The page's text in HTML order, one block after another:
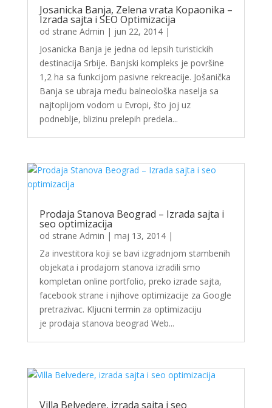
Josanicka Banja, Zelena vrata Kopaonika –
Izrada sajta i SEO Optimizacija
od strane Admin | jun 22, 2014|
Josanicka Banja je jedna od lepsih turistickih
destinacija Srbije. Banjski kompleks je površine
1,2 ha sa funkcijom pasivne rekreacije. Jošanička
Banja se ubraja među balneološka naselja sa
najtoplijom vodom u Evropi, što joj uz
podneblje, blizinu prelepih predela...
Prodaja Stanova Beograd – Izrada sajta i
seo optimizacija
od strane Admin | maj 13, 2014|
Za investitora koji se bavi izgradnjom stambenih
objekata i prodajom stanova izradili smo
kompletan online portfolio, preko izrade sajta,
facebook strane i njihove optimizacije za Google
pretrazivac. Kljucni termin za optimizaciju
je prodaja stanova beograd Web...
Villa Belvedere, izrada sajta i seo